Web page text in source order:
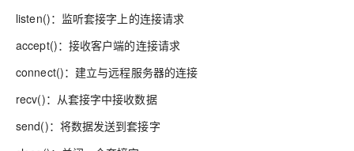
listen()：监听套接字上的连接请求
accept()：接收客户端的连接请求
connect()：建立与远程服务器的连接
recv()：从套接字中接收数据
send()：将数据发送到套接字